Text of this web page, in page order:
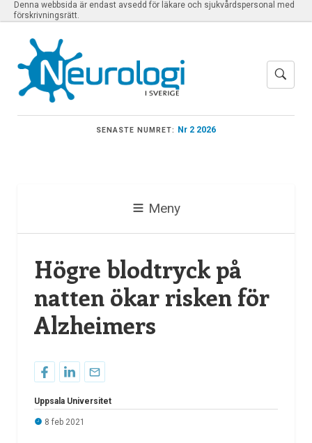
Denna webbsida är endast avsedd för läkare och sjukvårdspersonal med
förskrivningsrätt.
SENASTE NUMRET: Nr 2 2026
Meny
Högre blodtryck på
natten ökar risken för
Alzheimers
Uppsala Universitet
8 feb 2021